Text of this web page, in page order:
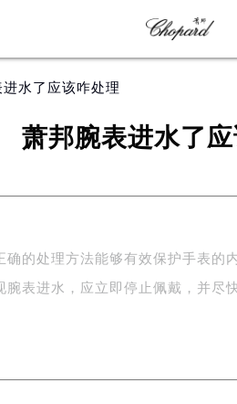
水了应该咋处理
萧邦腕表进水了
确的处理方法能够有效保护手表的
腕表进水，应立即停止佩戴，并尽